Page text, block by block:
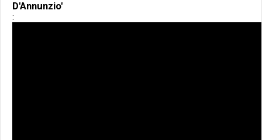
D'Annunzio'
: